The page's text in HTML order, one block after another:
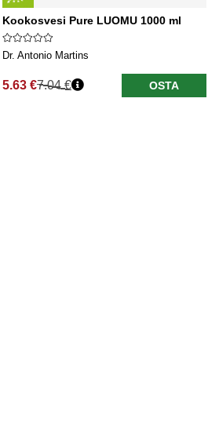
Kookosvesi Pure LUOMU 1000 ml
Dr. Antonio Martins
5.63 €
Normaali hinta
7.04 € OSTA